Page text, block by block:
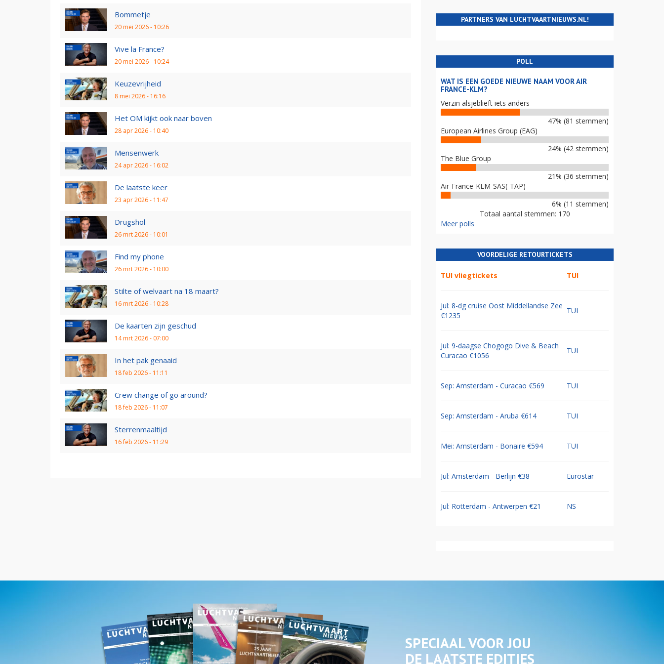
Bommetje
20 mei 2026 - 10:26
Vive la France?
20 mei 2026 - 10:24
Keuzevrijheid
8 mei 2026 - 16:16
Het OM kijkt ook naar boven
28 apr 2026 - 10:40
Mensenwerk
24 apr 2026 - 16:02
De laatste keer
23 apr 2026 - 11:47
Drugshol
26 mrt 2026 - 10:01
Find my phone
26 mrt 2026 - 10:00
Stilte of welvaart na 18 maart?
16 mrt 2026 - 10:28
De kaarten zijn geschud
14 mrt 2026 - 07:00
In het pak genaaid
18 feb 2026 - 11:11
Crew change of go around?
18 feb 2026 - 11:07
Sterrenmaaltijd
16 feb 2026 - 11:29
PARTNERS VAN LUCHTVAARTNIEUWS.NL!
POLL
WAT IS EEN GOEDE NIEUWE NAAM VOOR AIR
FRANCE-KLM?
Verzin alsjeblieft iets anders
47% (81 stemmen)
European Airlines Group (EAG)
24% (42 stemmen)
The Blue Group
21% (36 stemmen)
Air-France-KLM-SAS(-TAP)
6% (11 stemmen)
Totaal aantal stemmen: 170
Meer polls
VOORDELIGE RETOURTICKETS
TUI vliegtickets TUI
Jul: 8-dg cruise Oost Middellandse Zee
€1235
TUI
Jul: 9-daagse Chogogo Dive & Beach
Curacao €1056
TUI
Sep: Amsterdam - Curacao €569 TUI
Sep: Amsterdam - Aruba €614 TUI
Mei: Amsterdam - Bonaire €594 TUI
Jul: Amsterdam - Berlijn €38 Eurostar
Jul: Rotterdam - Antwerpen €21 NS
SPECIAAL VOOR JOU
DE LAATSTE EDITIES